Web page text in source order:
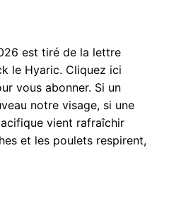
est tiré de la lettre
le Hyaric. Cliquez ici
vous abonner. Si un
notre visage, si une
vient rafraîchir
et les poulets respirent,